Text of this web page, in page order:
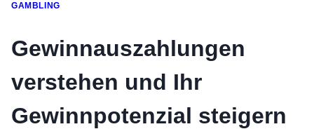
โทรศัพท์มือถือ
อุปกรณ์เสริมโทรศัพท์
สินค้าตามแบรนด์
GAMBLING
Gewinnauszahlungen
verstehen und Ihr
Gewinnpotenzial steigern